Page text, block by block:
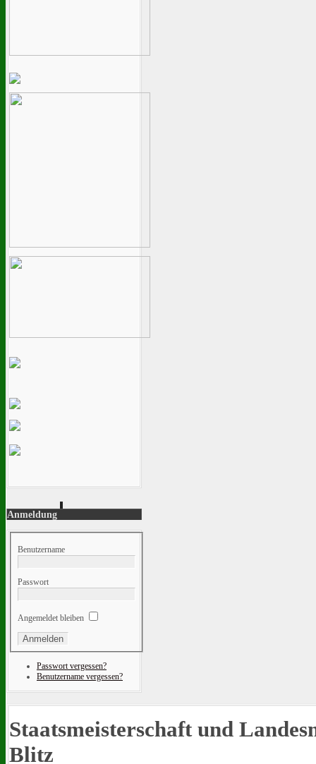
Anmeldung
Benutzername
Passwort
Angemeldet bleiben
Passwort vergessen?
Benutzername vergessen?
Staatsmeisterschaft und
Blitz